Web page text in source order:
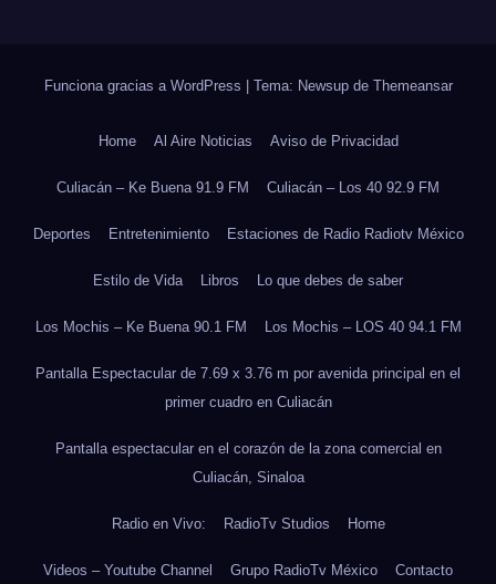
Funciona gracias a WordPress Tema: Newsup de Themeansar
Home Al Aire Noticias Aviso de Privacidad
Culiacán – Ke Buena 91.9 FM Culiacán – Los 40 92.9 FM
Deportes Entretenimiento Estaciones de Radio Radiotv México
Estilo de Vida Libros Lo que debes de saber
Los Mochis – Ke Buena 90.1 FM Los Mochis – LOS 40 94.1 FM
Pantalla Espectacular de 7.69 x 3.76 m por avenida principal en el
primer cuadro en Culiacán
Pantalla espectacular en el corazón de la zona comercial en
Culiacán, Sinaloa
Radio en Vivo: RadioTv Studios Home
Videos – Youtube Channel Grupo RadioTv México Contacto